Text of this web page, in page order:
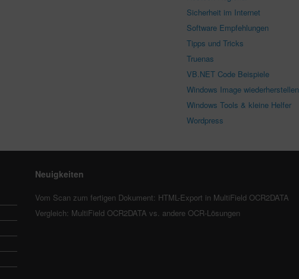
Sicherheit im Internet
Software Empfehlungen
Tipps und Tricks
Truenas
VB.NET Code Beispiele
Windows Image wiederherstellen
Windows Tools & kleine Helfer
Wordpress
Neuigkeiten
Vom Scan zum fertigen Dokument: HTML-Export in MultiField OCR2DATA
Vergleich: MultiField OCR2DATA vs. andere OCR-Lösungen